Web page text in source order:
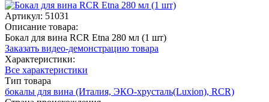
Артикул: 51031
Описание товара:
Бокал для вина RCR Etna 280 мл (1 шт)
Заказать видео-демонстрацию товара
Характеристики:
Все характеристики
Тип товара
бокалы для вина (Италия, ЭКО-хрусталь(Luxion), RCR)